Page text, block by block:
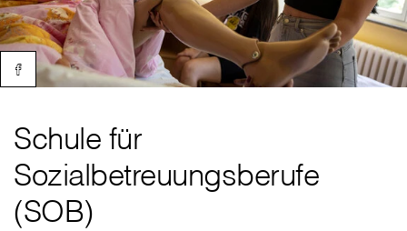
Schule für
Sozialbetreuungsberufe
(SOB)